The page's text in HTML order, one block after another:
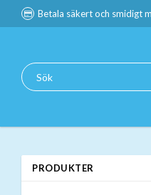
Betala säkert och smidigt
PRODUKTER